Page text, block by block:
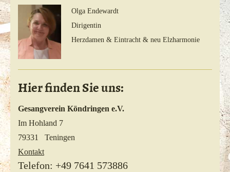
Olga Endewardt
Dirigentin
Herzdamen & Eintracht & neu Elzharmonie
Hier finden Sie uns:
Gesangverein Köndringen e.V.
Im Hohland 7
79331 Teningen
Kontakt
Telefon: +49 7641 573886